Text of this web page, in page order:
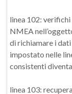
linea 102:
NMEA
di richiamare i dati
impostato nelle
consistenti
linea 103: